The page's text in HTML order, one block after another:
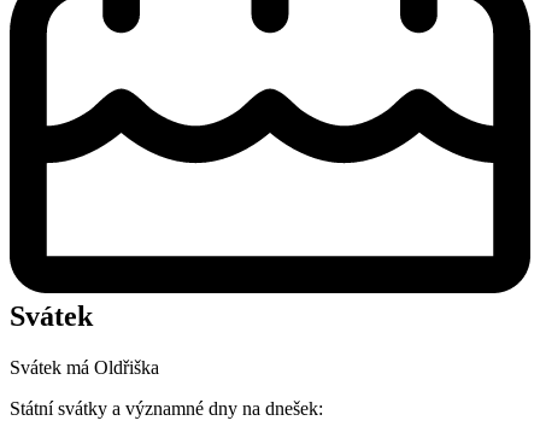
Svátek
Svátek má Oldřiška
Státní svátky a významné dny na dnešek: